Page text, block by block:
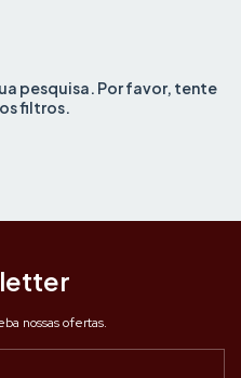
pesquisa. Por favor, tente
filtros.
nossas ofertas.